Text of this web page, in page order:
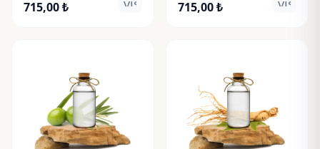
715,00₺Fiyat
715,00 ₺
715,00₺Fiyat
715,00 ₺